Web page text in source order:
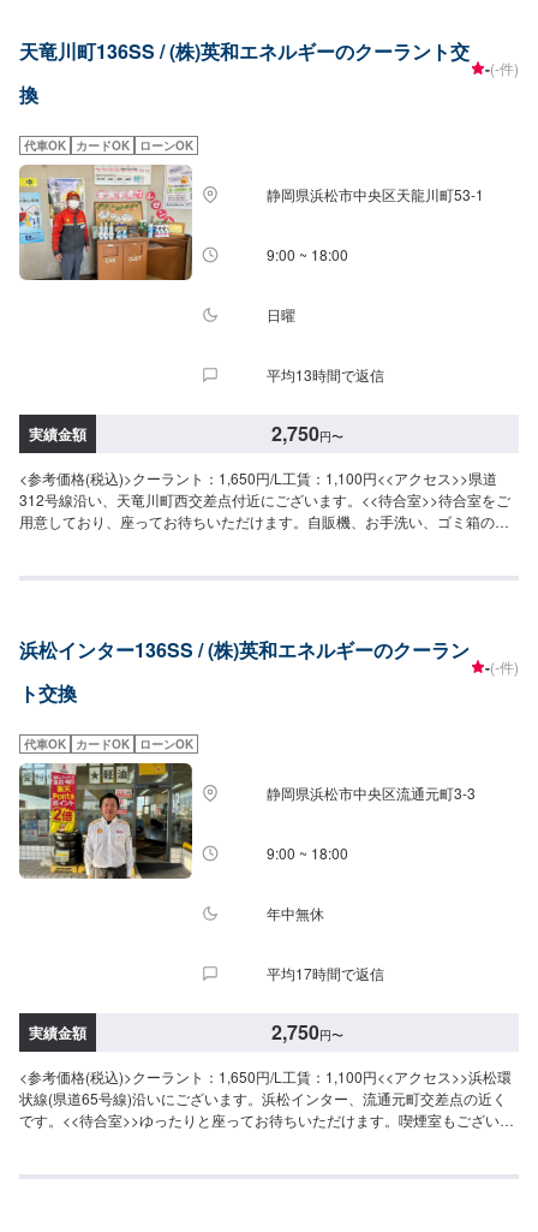
天竜川町136SS / (株)英和エネルギーのクーラント交
換
-(-件)
代車OK カードOK ローンOK
静岡県浜松市中央区天龍川町53-1
9:00 ~ 18:00
日曜
平均13時間で返信
実績金額 2,750円〜
<参考価格(税込)>クーラント：1,650円/L工賃：1,100円<<アクセス>>県道
312号線沿い、天竜川町西交差点付近にございます。<<待合室>>待合室をご
用意しており、座ってお待ちいただけます。自販機、お手洗い、ゴミ箱のご
浜松インター136SS / (株)英和エネルギーのクーラン
ト交換
-(-件)
代車OK カードOK ローンOK
静岡県浜松市中央区流通元町3-3
9:00 ~ 18:00
年中無休
平均17時間で返信
実績金額 2,750円〜
<参考価格(税込)>クーラント：1,650円/L工賃：1,100円<<アクセス>>浜松環
状線(県道65号線)沿いにございます。浜松インター、流通元町交差点の近く
です。<<待合室>>ゆったりと座ってお待ちいただけます。喫煙室もございま